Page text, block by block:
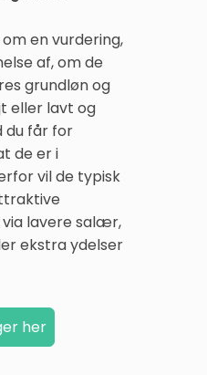
en vurdering,
af, om de
grundløn og
eller lavt og
du får for
de er i
vil de typisk
lavere salær,
ekstra ydelser